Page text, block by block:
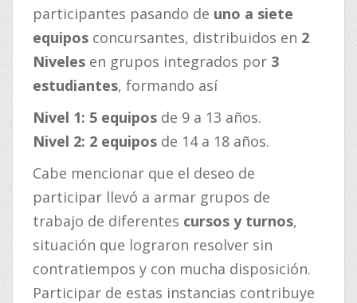
participantes pasando de uno a siete
equipos concursantes, distribuidos en 2
Niveles en grupos integrados por 3
estudiantes, formando así
Nivel 1: 5 equipos de 9 a 13 años.
Nivel 2: 2 equipos de 14 a 18 años.
Cabe mencionar que el deseo de
participar llevó a armar grupos de
trabajo de diferentes cursos y turnos,
situación que lograron resolver sin
contratiempos y con mucha disposición.
Participar de estas instancias contribuye